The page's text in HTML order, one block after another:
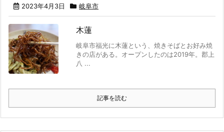
2023年4月3日 岐阜市
木蓮
岐阜市福光に木蓮という、焼きそばとお好み焼
きの店がある。オープンしたのは2019年。郡上
八 ...
記事を読む